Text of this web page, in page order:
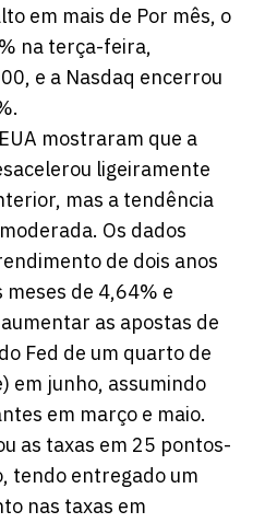
em mais de Por mês, o
na terça-feira,
e a Nasdaq encerrou
mostraram que a
ligeiramente
mas a tendência
Os dados
de dois anos
de 4,64% e
as apostas de
Fed de um quarto de
em junho, assumindo
em março e maio.
as taxas em 25 pontos-
tendo entregado um
nas taxas em